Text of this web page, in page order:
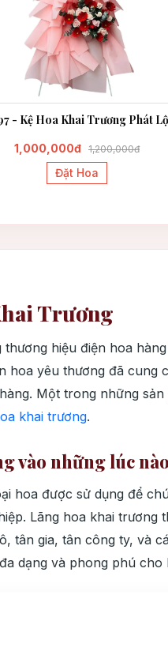
- Kệ Hoa Khai Trương Phát
1,000,000đ 1,200,000đ
Đặt Hoa
Trương
hiệu điện hoa
hoa yêu thương đã cung
Một trong những
khai trương.
vào những lúc nào
hoa được sử dụng để
Lãng hoa khai trương
tân gia, tân công ty, và
dạng và phong phú